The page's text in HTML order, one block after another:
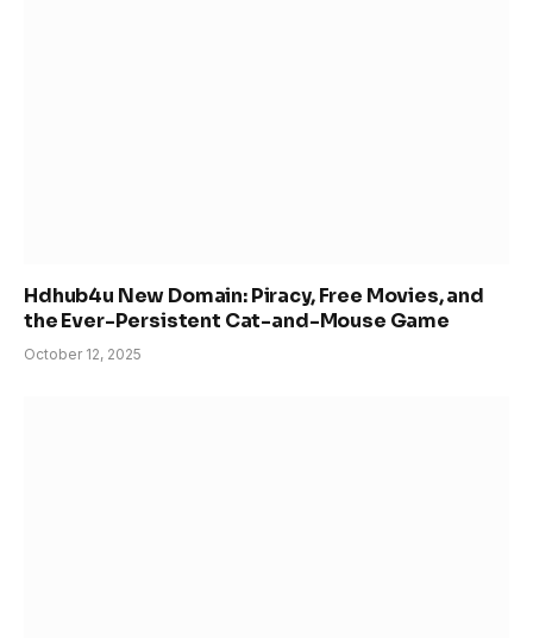
Hdhub4u New Domain: Piracy, Free Movies, and
the Ever-Persistent Cat-and-Mouse Game
October 12, 2025